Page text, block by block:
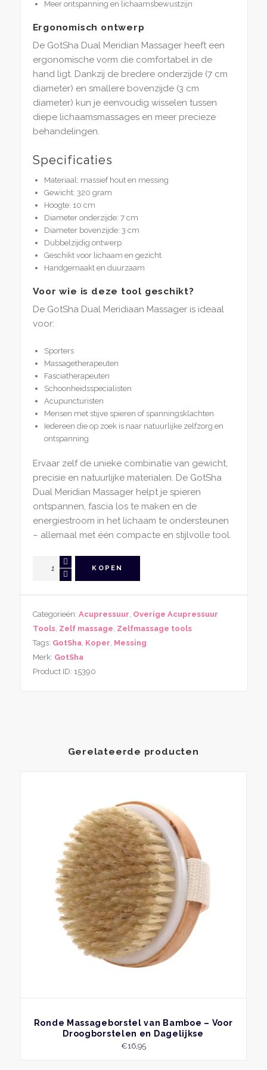
Meer ontspanning en lichaamsbewustzijn
Ergonomisch ontwerp
De GotSha Dual Meridian Massager heeft een
ergonomische vorm die comfortabel in de
hand ligt. Dankzij de bredere onderzijde (7 cm
diameter) en smallere bovenzijde (3 cm
diameter) kun je eenvoudig wisselen tussen
diepe lichaamsmassages en meer precieze
behandelingen.
Specificaties
Materiaal: massief hout en messing
Gewicht: 320 gram
Hoogte: 10 cm
Diameter onderzijde: 7 cm
Diameter bovenzijde: 3 cm
Dubbelzijdig ontwerp
Geschikt voor lichaam en gezicht
Handgemaakt en duurzaam
Voor wie is deze tool geschikt?
De GotSha Dual Meridiaan Massager is ideaal
voor:
Sporters
Massagetherapeuten
Fasciatherapeuten
Schoonheidsspecialisten
Acupuncturisten
Mensen met stijve spieren of spanningsklachten
Iedereen die op zoek is naar natuurlijke zelfzorg en
ontspanning
Ervaar zelf de unieke combinatie van gewicht,
precisie en natuurlijke materialen. De GotSha
Dual Meridian Massager helpt je spieren
ontspannen, fascia los te maken en de
energiestroom in het lichaam te ondersteunen
– allemaal met één compacte en stijlvolle tool.
–
Diepe
Fascia-,
Spier-
en
KOPEN
Categorieën: Acupressuur Overige Acupressuur
Tools, Zelf massage Zelfmassage tools
Tags: GotSha, Koper Messing
Merk: GotSha
Product ID: 15390
Gerelateerde producten
BEKIJK
Ronde Massageborstel van Bamboe – Voor
Droogborstelen en Dagelijkse
Zelfverzorging
€16,95